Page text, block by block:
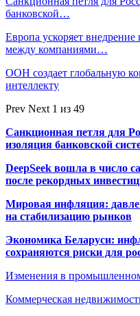
банковской…
Европа ускоряет
между компаниями…
ООН создает глобальную
интеллекту
Prev Next 1 из 49
Санкционная петля для
изоляция банковской
DeepSeek вошла в число
после рекордных
Мировая инфляция:
на стабилизацию рынков
Экономика Беларуси:
сохраняются риски для
Изменения в промышленном
Коммерческая